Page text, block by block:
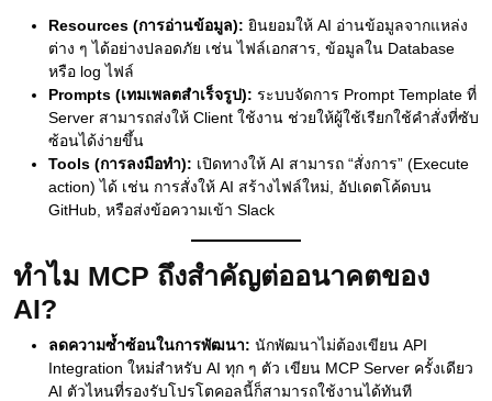
Resources (การอ่านข้อมูล): ยินยอมให้ AI อ่านข้อมูลจากแหล่ง
ต่าง ๆ ได้อย่างปลอดภัย เช่น ไฟล์เอกสาร, ข้อมูลใน Database
หรือ log ไฟล์
Prompts (เทมเพลตสำเร็จรูป): ระบบจัดการ Prompt Template ที่
Server สามารถส่งให้ Client ใช้งาน ช่วยให้ผู้ใช้เรียกใช้คำสั่งที่ซับ
ซ้อนได้ง่ายขึ้น
Tools (การลงมือทำ): เปิดทางให้ AI สามารถ “สั่งการ” (Execute
action) ได้ เช่น การสั่งให้ AI สร้างไฟล์ใหม่, อัปเดตโค้ดบน
GitHub, หรือส่งข้อความเข้า Slack
ทำไม MCP ถึงสำคัญต่ออนาคตของ
AI?
ลดความซ้ำซ้อนในการพัฒนา: นักพัฒนาไม่ต้องเขียน API
Integration ใหม่สำหรับ AI ทุก ๆ ตัว เขียน MCP Server ครั้งเดียว
AI ตัวไหนที่รองรับโปรโตคอลนี้ก็สามารถใช้งานได้ทันที